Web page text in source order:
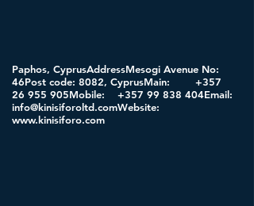
Paphos, CyprusAddressMesogi Avenue No:
46Post code: 8082, CyprusMain: +357
26 955 905Mobile: +357 99 838 404Email:
info@kinisiforoltd.comWebsite:
www.kinisiforo.com